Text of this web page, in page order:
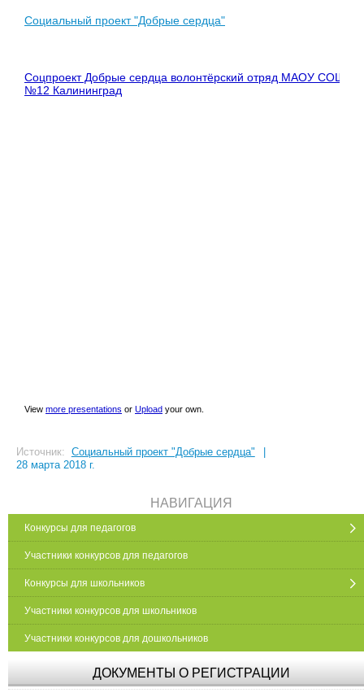
Социальный проект "Добрые сердца"
Соцпроект Добрые сердца волонтёрский отряд МАОУ СОШ
№12 Калининград
View more presentations or Upload your own.
Источник: Социальный проект "Добрые сердца"
28 марта 2018 г.
НАВИГАЦИЯ
Конкурсы для педагогов
Участники конкурсов для педагогов
Конкурсы для школьников
Участники конкурсов для школьников
Участники конкурсов для дошкольников
ДОКУМЕНТЫ О РЕГИСТРАЦИИ